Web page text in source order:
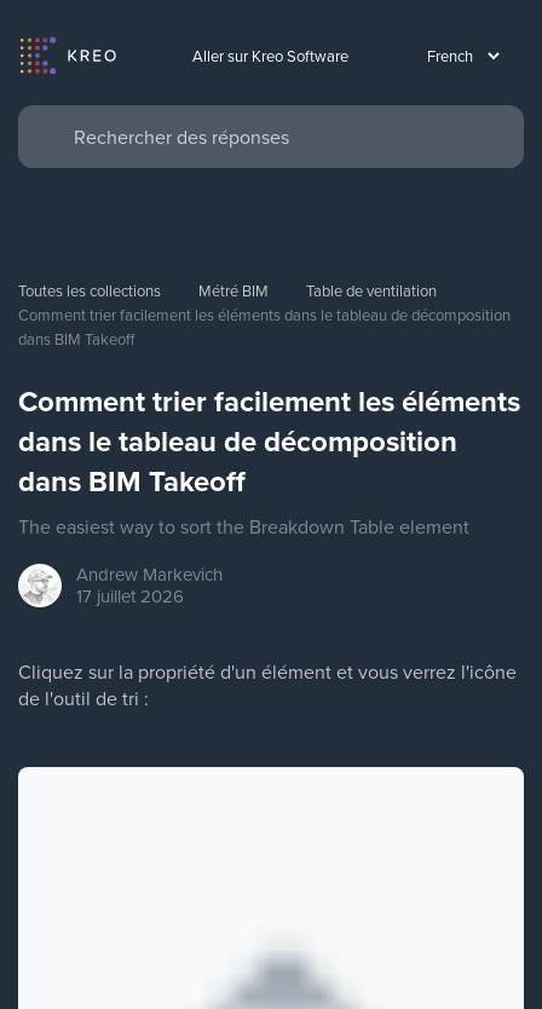
Aller sur Kreo Software
Toutes les collections Métré BIM
Table de ventilation
Comment trier facilement les éléments dans le tableau de décomposition
dans BIM Takeoff
Comment trier facilement les éléments
dans le tableau de décomposition
dans BIM Takeoff
The easiest way to sort the Breakdown Table element
Andrew Markevich
17 juillet 2026
Cliquez sur la propriété d'un élément et vous verrez l'icône
de l'outil de tri :